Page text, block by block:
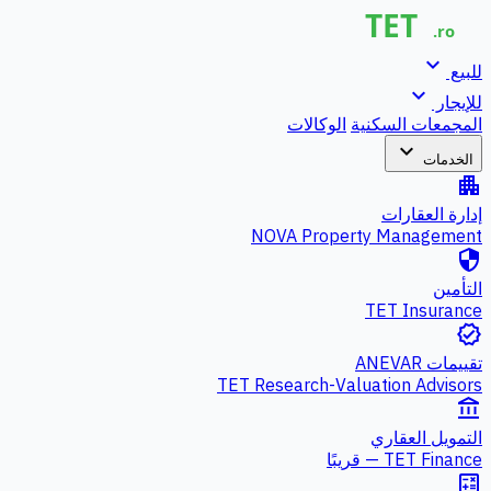
للبيع expand_more
للإيجار expand_more
المجمعات السكنية الوكالات
الخدمات expand_more
apartment
إدارة العقارات
NOVA Property Management
security
التأمين
TET Insurance
verified
تقييمات ANEVAR
TET Research-Valuation Advisors
account_balance
التمويل العقاري
TET Finance — قريبًا
calculate